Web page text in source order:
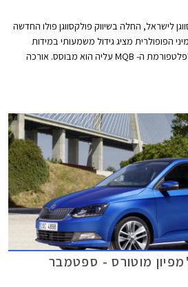
לישראל, החלה בשיווק פולקסווגן פולו החדשה
הפופולרית מציג גידול משמעותי במידות
בהשוואה לדור הקודם, הודות לפלטפורמת ה- MQB עליה הוא מבוסס. אורכה
מ"מ.
בצ'מפיון מוטורס - ספטמבר